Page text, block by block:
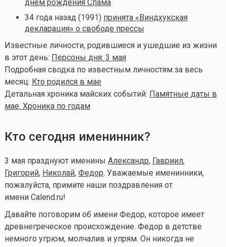
днем рождения Спама
34 года назад (1991) принята «Виндхукская
декларация» о свободе прессы
Известные личности, родившиеся и ушедшие из жизни
в этот день: Персоны дня: 3 мая
Подробная сводка по известным личностям за весь
месяц: Кто родился в мае
Детальная хроника майских событий: Памятные даты в
мае. Хроника по годам
Кто сегодня именинник?
3 мая празднуют именины Александр, Гавриил,
Григорий, Николай, Федор. Уважаемые именинники,
пожалуйста, примите наши поздравления от
имени Calend.ru!
Давайте поговорим об имени Федор, которое имеет
древнегреческое происхождение. Федор в детстве
немного угрюм, молчалив и упрям. Он никогда не